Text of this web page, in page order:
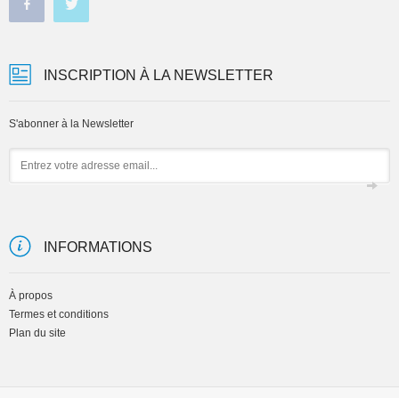
INSCRIPTION À LA NEWSLETTER
S'abonner à la Newsletter
INFORMATIONS
À propos
Termes et conditions
Plan du site